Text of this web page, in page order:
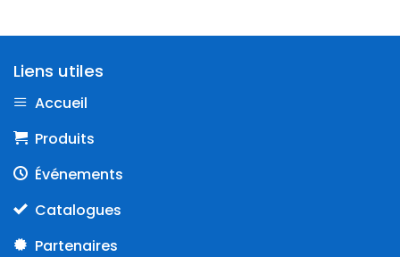
Liens utiles
Accueil
Produits
Événements
Catalogues
Partenaires